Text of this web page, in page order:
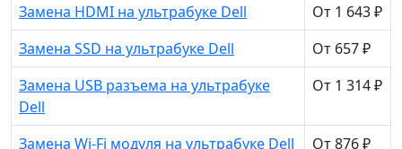
Замена HDMI на ультрабуке Dell
От 1 643 ₽
Замена SSD на ультрабуке Dell
От 657 ₽
Замена USB разъема на ультрабуке
Dell
От 1 314 ₽
Замена Wi-Fi модуля на ультрабуке Dell От 876 ₽